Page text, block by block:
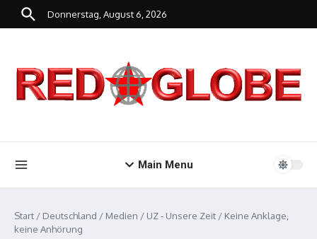
Zum Inhalt springen
Donnerstag, August 6, 2026
Main Menu
Start / Deutschland / Medien / UZ - Unsere Zeit / Keine Anklage,
keine Anhörung